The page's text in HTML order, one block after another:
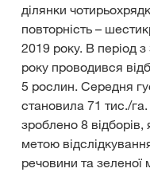
ділянки
повторність –
2019 року. В період
року проводився
5 рослин. Середня
становила 71 тис./
зроблено 8 відборів,
метою
речовини та зеленої